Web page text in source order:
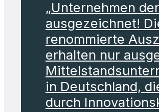
„Unternehmen
ausgezeichnet!
renommierte
erhalten nur
in Deutschland,
durch